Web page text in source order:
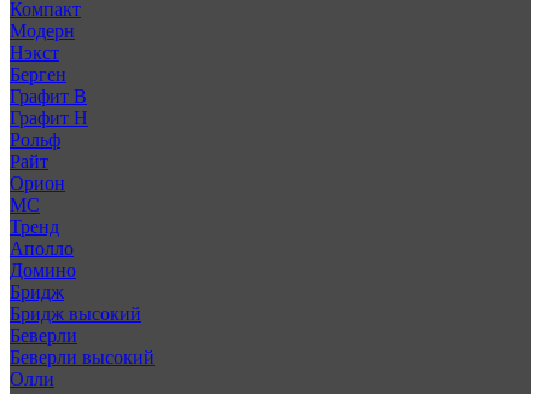
Компакт
Модерн
Нэкст
Берген
Графит В
Графит Н
Рольф
Райт
Орион
МС
Тренд
Аполло
Домино
Бридж
Бридж высокий
Беверли
Беверли высокий
Олли